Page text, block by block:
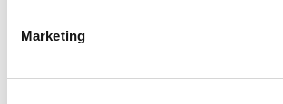
Marketing